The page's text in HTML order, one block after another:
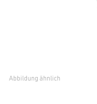
Abbildung ähnlich